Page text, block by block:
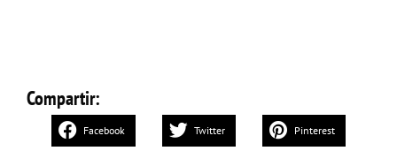
Compartir:
Facebook Twitter Pinterest